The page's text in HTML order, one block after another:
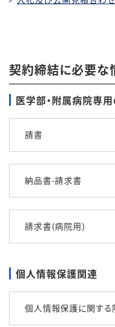
契約締結に必要な
医学部・附属病院専
請書
納品書-請求書
請求書(病院用)
個人情報保護関連
個人情報保護に関す